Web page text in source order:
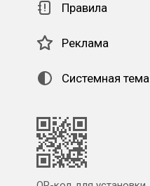
Правила
Реклама
Системная тема